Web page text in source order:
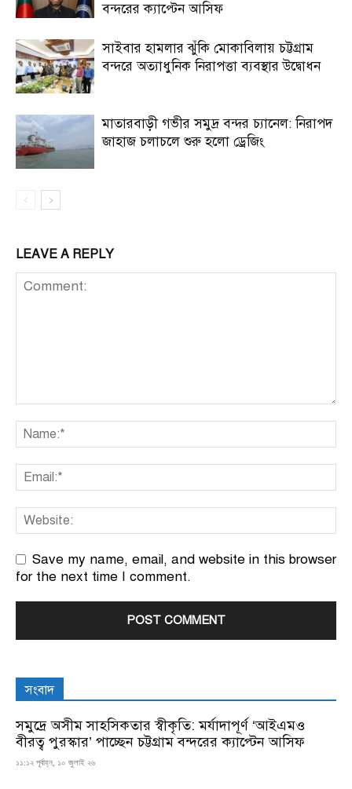
বন্দরের ক্যাপ্টেন আসিফ
সাইবার হামলার ঝুঁকি মোকাবিলায় চট্টগ্রাম
বন্দরে অত্যাধুনিক নিরাপত্তা ব্যবস্থার উদ্বোধন
মাতারবাড়ী গভীর সমুদ্র বন্দর চ্যানেল: নিরাপদ
জাহাজ চলাচলে শুরু হলো ড্রেজিং
LEAVE A REPLY
Save my name, email, and website in this browser
for the next time I comment.
সংবাদ
সমুদ্রে অসীম সাহসিকতার স্বীকৃতি: মর্যাদাপূর্ণ ‘আইএমও
বীরত্ব পুরস্কার’ পাচ্ছেন চট্টগ্রাম বন্দরের ক্যাপ্টেন আসিফ
১১:১২ পূর্বাহ্ন, ১০ জুলাই ২৬